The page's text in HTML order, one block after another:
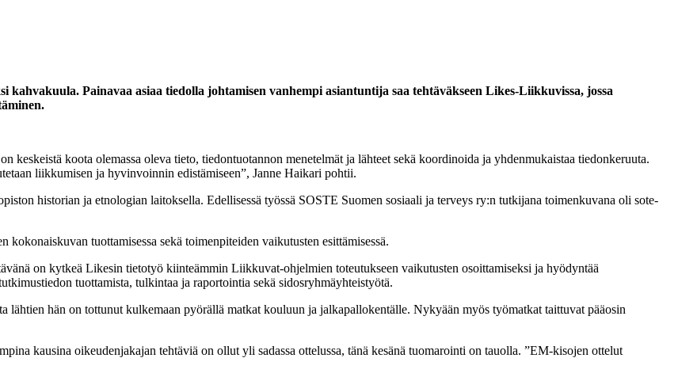
Painavaa asiaa tiedolla johtamisen vanhempi asiantuntija saa tehtäväkseen Likes-Liikkuvissa, jossa
koota olemassa oleva tieto, tiedontuotannon menetelmät ja lähteet sekä koordinoida ja yhdenmukaistaa tiedonkeruuta.
liikkumisen ja hyvinvoinnin edistämiseen”, Janne Haikari pohtii.
historian ja etnologian laitoksella. Edellisessä työssä SOSTE Suomen sosiaali ja terveys ry:n tutkijana toimenkuvana oli sote-
tuottamisessa sekä toimenpiteiden vaikutusten esittämisessä.
on kytkeä Likesin tietotyö kiinteämmin Liikkuvat-ohjelmien toteutukseen vaikutusten osoittamiseksi ja hyödyntää
tuottamista, tulkintaa ja raportointia sekä sidosryhmäyhteistyötä.
lähtien hän on tottunut kulkemaan pyörällä matkat kouluun ja jalkapallokentälle. Nykyään myös työmatkat taittuvat pääosin
kausina oikeudenjakajan tehtäviä on ollut yli sadassa ottelussa, tänä kesänä tuomarointi on tauolla. ”EM-kisojen ottelut